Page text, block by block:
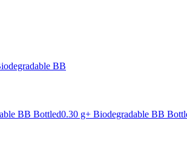
BB
BB Bottled0.30 g+ Biodegradable BB